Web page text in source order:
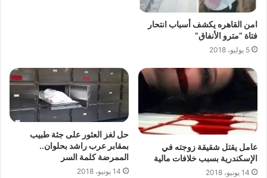
امن القاهره يكشف أسباب انتحار
فتاة “مترو الأنفاق”
5 يوليو، 2018
عامل يقتل شقيقة زوجته في
الإسكندرية بسبب خلافات مالية
14 يونيو، 2018
حل لغز العثور على جثة طبيب
بمقابر عرب راشد بحلوان..
الممرضة كلمة السر
14 يونيو، 2018